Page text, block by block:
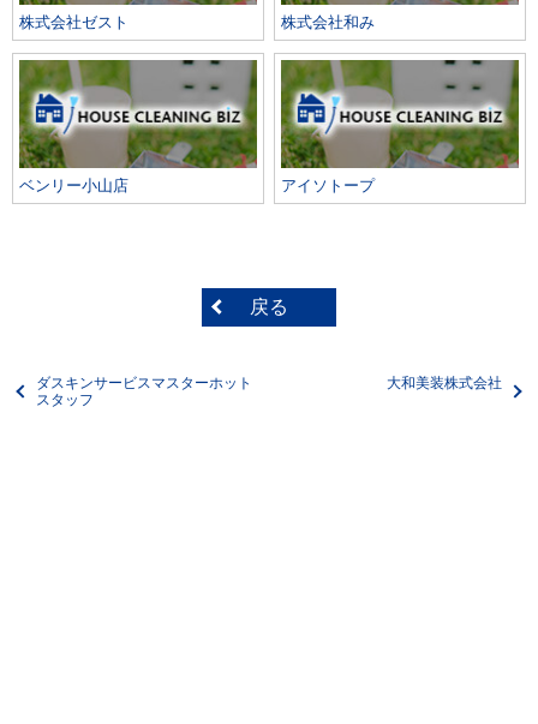
株式会社ゼスト 株式会社和み
ベンリー小山店 アイソトープ
戻る
ダスキンサービスマスターホット
スタッフ
大和美装株式会社